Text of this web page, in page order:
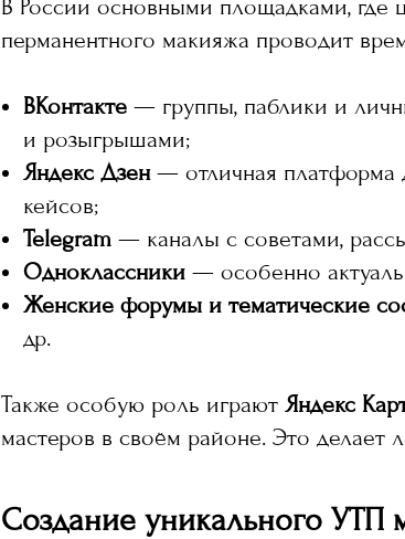
В России основными площадками, где
перманентного макияжа проводит
ВКонтакте — группы, паблики и
и розыгрышами;
Яндекс Дзен— отличная платформа
кейсов;
Telegram — каналы с советами,
Одноклассники — особенно
Женские форумы и тематические
др.
Также особую роль играют Яндекс
мастеров в своём районе. Это делает
Создание уникального УТП